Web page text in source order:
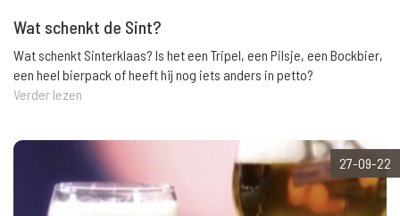
Wat schenkt de Sint?
Wat schenkt Sinterklaas? Is het een Tripel, een Pilsje, een Bockbier,
een heel bierpack of heeft hij nog iets anders in petto?
Verder lezen
27-09-22